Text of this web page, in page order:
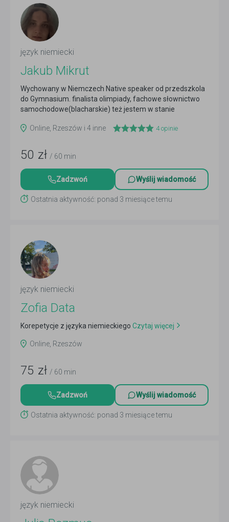
język niemiecki
Jakub Mikrut
Wychowany w Niemczech Native speaker od przedszkola
do Gymnasium. finalista olimpiady, fachowe słownictwo
samochodowe(blacharskie) też jestem w stanie
Online, Rzeszów i 4 inne
4opinie
50 zł / 60 min
Zadzwoń Wyślij wiadomość
Ostatnia aktywność: ponad 3 miesiące temu
język niemiecki
Zofia Data
Korepetycje z języka niemieckiego Czytaj więcej
Online, Rzeszów
75 zł / 60 min
Zadzwoń Wyślij wiadomość
Ostatnia aktywność: ponad 3 miesiące temu
język niemiecki